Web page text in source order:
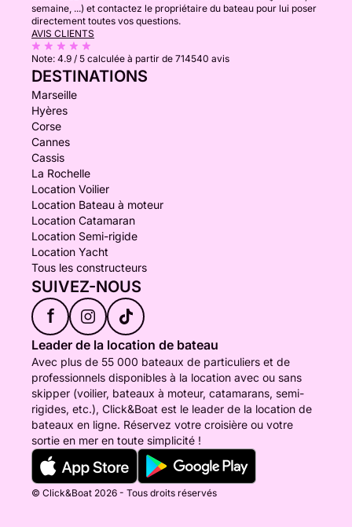
semaine, ...) et contactez le propriétaire du bateau pour lui poser
directement toutes vos questions.
AVIS CLIENTS
Note: 4.9 / 5 calculée à partir de 714540 avis
DESTINATIONS
Marseille
Hyères
Corse
Cannes
Cassis
La Rochelle
Location Voilier
Location Bateau à moteur
Location Catamaran
Location Semi-rigide
Location Yacht
Tous les constructeurs
SUIVEZ-NOUS
f
Leader de la location de bateau
Avec plus de 55 000 bateaux de particuliers et de
professionnels disponibles à la location avec ou sans
skipper (voilier, bateaux à moteur, catamarans, semi-
rigides, etc.), Click&Boat est le leader de la location de
bateaux en ligne. Réservez votre croisière ou votre
sortie en mer en toute simplicité !
© Click&Boat 2026 - Tous droits réservés